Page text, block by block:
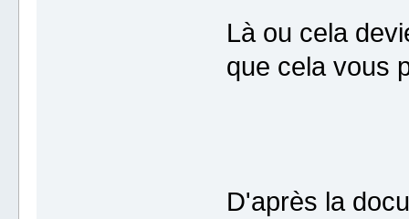
Là ou cela
que cela vous
D'après la